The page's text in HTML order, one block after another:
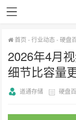
首页 -行业动态-硬盘
2026年4月
细节比容量
道通存储 硬盘